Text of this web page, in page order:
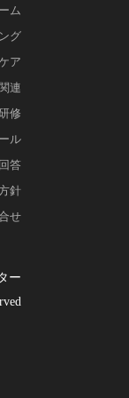
ム
グ
ア
連
修
ル
答
針
せ
ー